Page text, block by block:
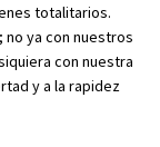
totalitarios.
no ya con nuestros
con nuestra
y a la rapidez